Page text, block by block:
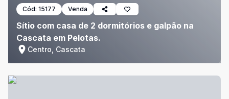
Cód: 15177 Venda
Sítio com casa de 2 dormitórios e galpão na
Cascata em Pelotas.
Centro, Cascata